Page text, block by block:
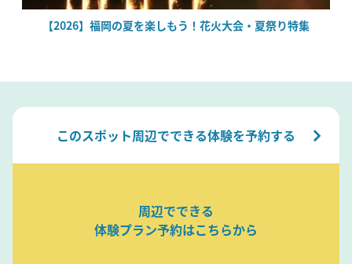
【2026】福岡の夏を楽しもう！花火大会・夏祭り特集
このスポット周辺でできる体験を予約する
周辺でできる
体験プラン予約はこちらから